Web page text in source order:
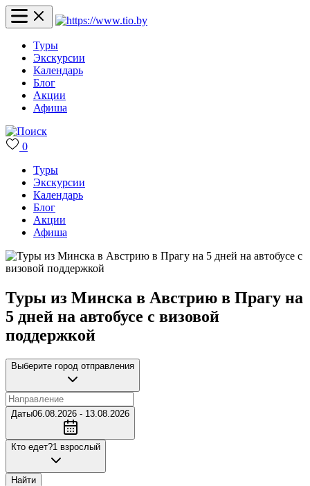
Туры
Экскурсии
Календарь
Блог
Акции
Афиша
0
Туры
Экскурсии
Календарь
Блог
Акции
Афиша
Туры из Минска в Австрию в Прагу на
5 дней на автобусе с визовой
поддержкой
Выберите город отправления
Даты06.08.2026 - 13.08.2026
Кто едет?1 взрослый
Найти